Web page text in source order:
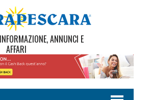
ANNUNCI E
AFFARI